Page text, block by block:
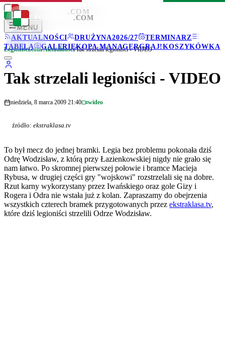
LEGIONISCI .COM
MENU
AKTUALNOŚCI
DRUŻYNA2026/27
TERMINARZ
TABELA
GALERIEKOPA MANAGERGRAJ!KOSZYKÓWKA
LEGIONISCI .COM
Legionisci.com/Aktualności/Tak strzelali legioniści - VIDEO
Tak strzelali legioniści - VIDEO
niedziela, 8 marca 2009 21:40 wideo
źródło: ekstraklasa.tv
To był mecz do jednej bramki. Legia bez problemu pokonała dziś
Odrę Wodzisław, z którą przy Łazienkowskiej nigdy nie grało się
nam łatwo. Po skromnej pierwszej połowie i bramce Macieja
Rybusa, w drugiej części gry "wojskowi" rozstrzelali się na dobre.
Rzut karny wykorzystany przez Iwańskiego oraz gole Gizy i
Rogera i Odra nie wstała już z kolan. Zapraszamy do obejrzenia
wszystkich czterech bramek przygotowanych przez ekstraklasa.tv,
które dziś legioniści strzelili Odrze Wodzisław.